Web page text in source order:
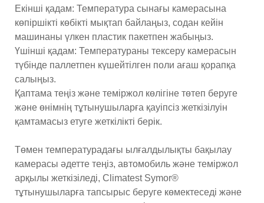
Екінші қадам: Температура сынағы камерасына
көпіршікті көбікті мықтап байлаңыз, содан кейін
машинаны үлкен пластик пакетпен жабыңыз.
Үшінші қадам: Температураны тексеру камерасын
түбінде паллетпен күшейтілген поли ағаш қорапқа
салыңыз.
Қаптама теңіз және теміржол көлігіне төтеп беруге
және өнімнің тұтынушыларға қауіпсіз жеткізілуін
қамтамасыз етуге жеткілікті берік.
Төмен температурадағы ылғалдылықты бақылау
камерасы әдетте теңіз, автомобиль және теміржол
арқылы жеткізіледі, Climatest Symor®
тұтынушыларға тапсырыс беруге көмектеседі және